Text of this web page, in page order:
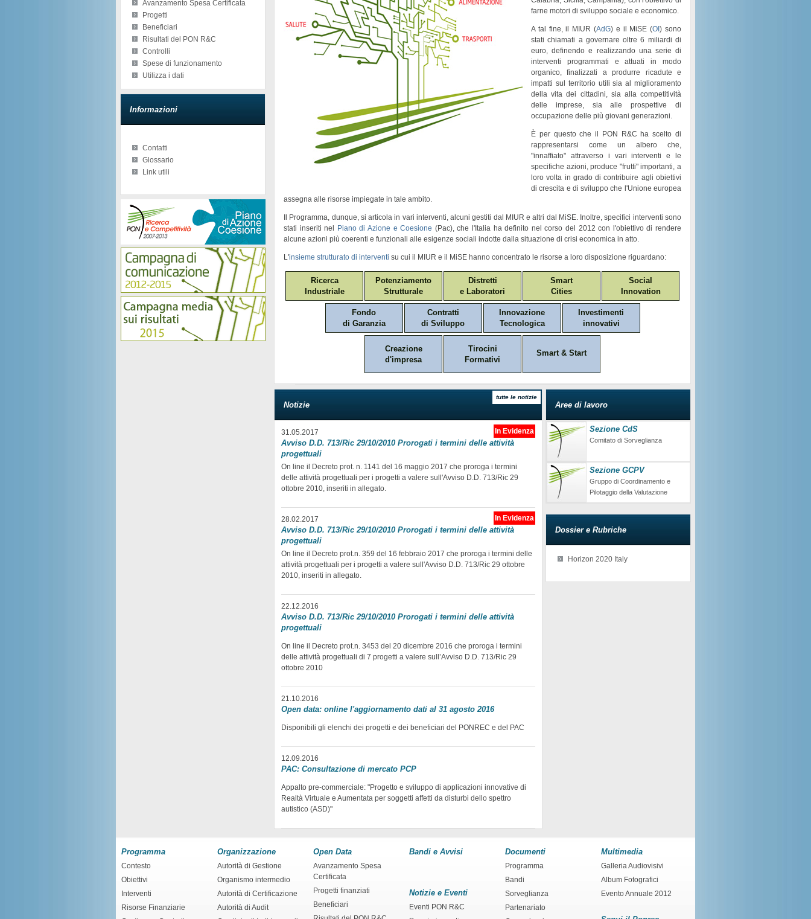
Avanzamento Spesa Certificata
Progetti
Beneficiari
Risultati del PON R&C
Controlli
Spese di funzionamento
Utilizza i dati
Informazioni
Contatti
Glossario
Link utili
farne motori di sviluppo sociale e economico.
A tal fine, il MIUR (AdG) e il MiSE (OI) sono
stati chiamati a governareoltre 6 miliardi di
euro, definendo e realizzando una serie di
interventi programmati e attuati in modo
organico, finalizzati a produrre ricadute e
impatti sul territorio utili sia al miglioramento
della vita dei cittadini, sia alla competitività
delle imprese, sia alle prospettive di
occupazione delle più giovani generazioni.
È per questo che il PON R&C ha scelto di
rappresentarsi come un albero che,
"innaffiato" attraverso i variinterventi e le
specifiche azioni, produce "frutti" importanti, a
loro volta in grado di contribuire agli obiettivi
dicrescita e di sviluppo che l'Unione europea
assegna alle risorse impiegate in tale ambito.
Il Programma, dunque, si articola in vari interventi, alcuni gestiti dal MIUR e altri dal MiSE. Inoltre, specifici interventi sono
stati inseriti nel Piano di Azione e Coesione (Pac), che l'Italia ha definito nel corso del 2012 con l'obiettivo di rendere
alcune azioni più coerenti e funzionali alle esigenze sociali indotte dalla situazione di crisi economica in atto.
L'insieme strutturato di interventi su cui il MIUR e il MiSE hanno concentrato le risorse a loro disposizione riguardano:
Ricerca
Industriale
Potenziamento
Strutturale
Distretti
e Laboratori
Smart
Cities
Social
Innovation
Fondo
di Garanzia
Contratti
di Sviluppo
Innovazione
Tecnologica
Investimenti
innovativi
Creazione
d'impresa
Tirocini
Formativi
Smart & Start
tutte le notizie
Notizie
In Evidenza
31.05.2017
Avviso D.D. 713/Ric 29/10/2010 Prorogati i termini delle attività
progettuali
On line il Decreto prot. n. 1141 del 16 maggio 2017 che proroga i termini
delle attività progettuali per i progetti a valere sull'Avviso D.D. 713/Ric 29
ottobre 2010, inseriti in allegato.
In Evidenza
28.02.2017
Avviso D.D. 713/Ric 29/10/2010 Prorogati i termini delle attività
progettuali
On line il Decreto prot.n. 359 del 16 febbraio 2017 che proroga i termini delle
attività progettuali per i progetti a valere sull'Avviso D.D. 713/Ric 29 ottobre
2010, inseriti in allegato.
22.12.2016
Avviso D.D. 713/Ric 29/10/2010 Prorogati i termini delle attività
progettuali
On line il Decreto prot.n. 3453 del 20 dicembre 2016 che proroga i termini
delle attività progettuali di 7 progetti a valere sull’Avviso D.D. 713/Ric 29
ottobre 2010
21.10.2016
Open data: online l'aggiornamento dati al 31 agosto 2016
Disponibili gli elenchi dei progetti e dei beneficiari del PONREC e del PAC
12.09.2016
PAC: Consultazione di mercato PCP
Appalto pre-commerciale: "Progetto e sviluppo di applicazioni innovative di
Realtà Virtuale e Aumentata per soggetti affetti da disturbi dello spettro
autistico (ASD)"
Aree di lavoro
Sezione CdS
Comitato di Sorveglianza
Sezione GCPV
Gruppo di Coordinamento e
Pilotaggio della Valutazione
Dossier e Rubriche
Horizon 2020 Italy
Programma
Contesto
Obiettivi
Interventi
Risorse Finanziarie
Organizzazione
Autorità di Gestione
Organismo intermedio
Autorità di Certificazione
Autorità di Audit
Open Data
Avanzamento Spesa
Certificata
Progetti finanziati
Beneficiari
Bandi e Avvisi
Notizie e Eventi
Eventi PON R&C
Documenti
Programma
Bandi
Sorveglianza
Partenariato
Multimedia
Galleria Audiovisivi
Album Fotografici
Evento Annuale 2012